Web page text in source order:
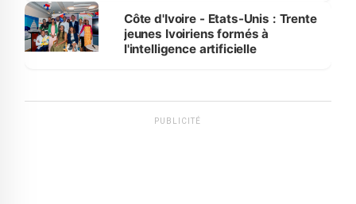
Côte d'Ivoire - Etats-Unis : Trente
jeunes Ivoiriens formés à
l'intelligence artificielle
PUBLICITÉ